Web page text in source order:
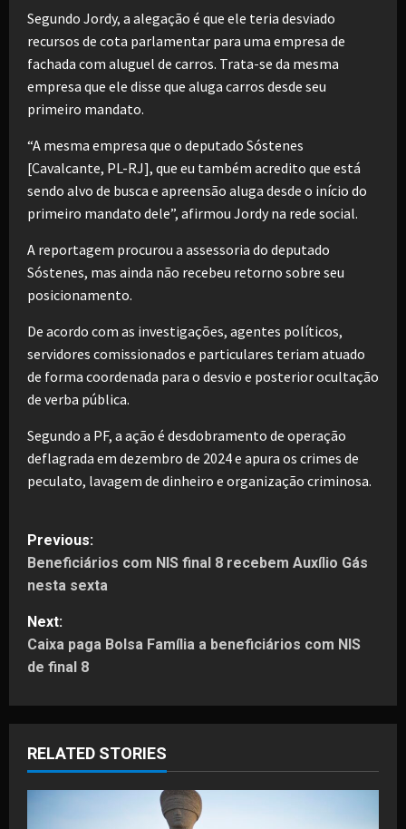
Segundo Jordy, a alegação é que ele teria desviado
recursos de cota parlamentar para uma empresa de
fachada com aluguel de carros. Trata-se da mesma
empresa que ele disse que aluga carros desde seu
primeiro mandato.
“A mesma empresa que o deputado Sóstenes
[Cavalcante, PL-RJ], que eu também acredito que está
sendo alvo de busca e apreensão aluga desde o início do
primeiro mandato dele”, afirmou Jordy na rede social.
A reportagem procurou a assessoria do deputado
Sóstenes, mas ainda não recebeu retorno sobre seu
posicionamento.
De acordo com as investigações, agentes políticos,
servidores comissionados e particulares teriam atuado
de forma coordenada para o desvio e posterior ocultação
de verba pública.
Segundo a PF, a ação é desdobramento de operação
deflagrada em dezembro de 2024 e apura os crimes de
peculato, lavagem de dinheiro e organização criminosa.
P
o
s
t
a
v
i
Previous:
Beneficiários com NIS final 8 recebem Auxílio Gás
nesta sexta
Next:
Caixa paga Bolsa Família a beneficiários com NIS
de final 8
RELATED STORIES